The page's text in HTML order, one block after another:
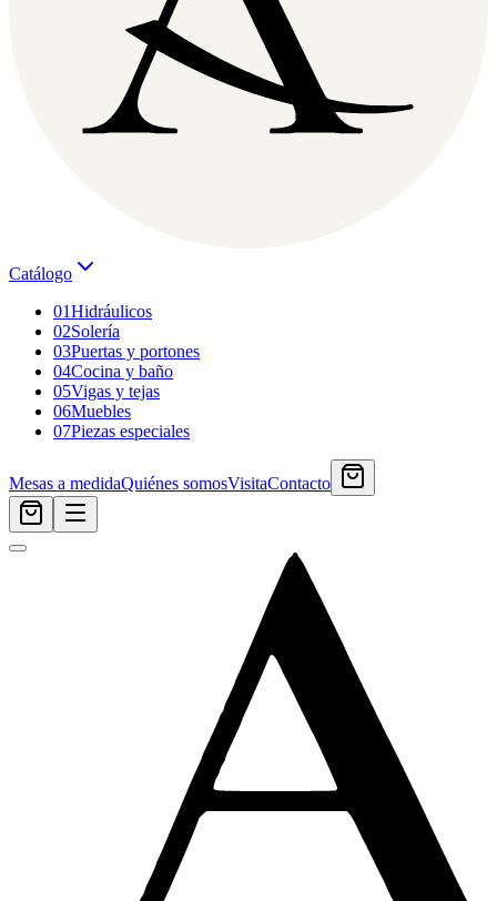
Catálogo
01Hidráulicos
02Solería
03Puertas y portones
04Cocina y baño
05Vigas y tejas
06Muebles
07Piezas especiales
Mesas a medidaQuiénes somosVisitaContacto